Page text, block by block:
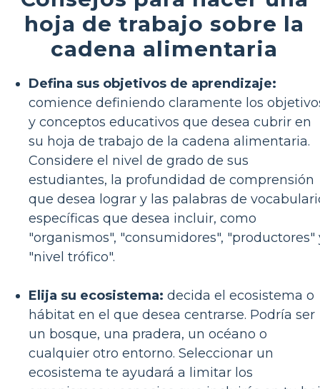
hoja de trabajo sobre la
cadena alimentaria
Defina sus objetivos de aprendizaje:
comience definiendo claramente los
y conceptos educativos que desea cubrir en
su hoja de trabajo de la cadena alimentaria.
Considere el nivel de grado de sus
estudiantes, la profundidad de comprensión
que desea lograr y las palabras de
específicas que desea incluir, como
"organismos", "consumidores", "productores"
"nivel trófico".
Elija su ecosistema: decida el ecosistema o
hábitat en el que desea centrarse. Podría ser
un bosque, una pradera, un océano o
cualquier otro entorno. Seleccionar un
ecosistema te ayudará a limitar los